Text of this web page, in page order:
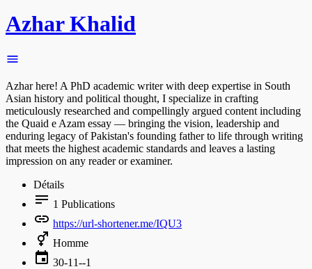
Azhar Khalid
Azhar here! A PhD academic writer with deep expertise in South
Asian history and political thought, I specialize in crafting
meticulously researched and compellingly argued content including
the Quaid e Azam essay — bringing the vision, leadership and
enduring legacy of Pakistan's founding father to life through writing
that meets the highest academic standards and leaves a lasting
impression on any reader or examiner.
Détails
1 Publications
https://url-shortener.me/IQU3
Homme
30-11--1